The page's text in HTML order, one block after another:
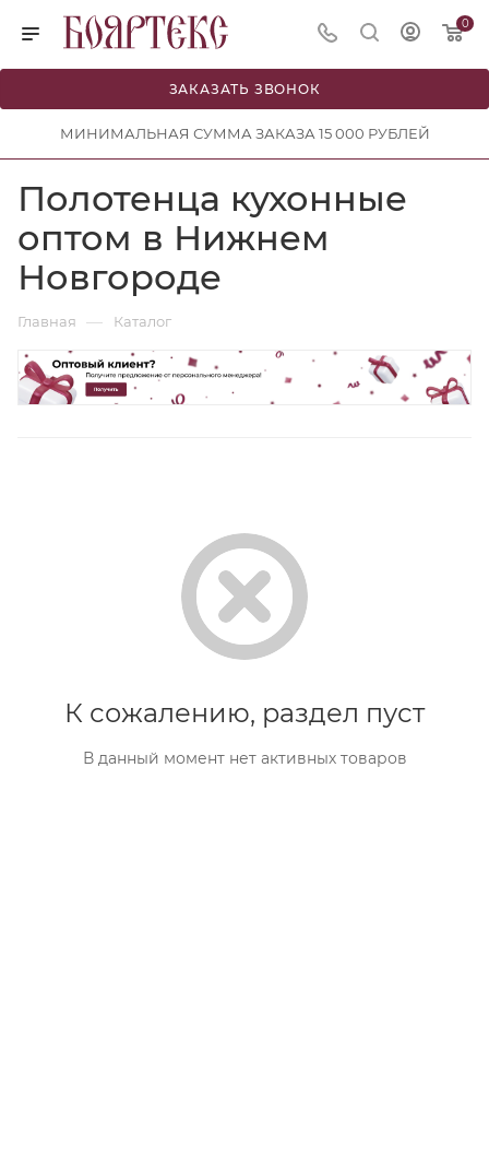
0
ЗАКАЗАТЬ ЗВОНОК
МИНИМАЛЬНАЯ СУММА ЗАКАЗА 15 000 РУБЛЕЙ
Полотенца кухонные
оптом в Нижнем
Новгороде
Главная — Каталог
К сожалению, раздел пуст
В данный момент нет активных товаров